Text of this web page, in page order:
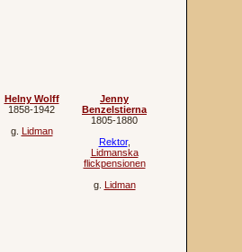
Helny Wolff
1858‐1942
g. Lidman
Jenny
Benzelstierna
1805‐1880
Rektor,
Lidmanska
flickpensionen
g. Lidman